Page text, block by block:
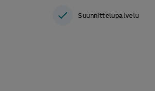
Suunnittelupalvelu